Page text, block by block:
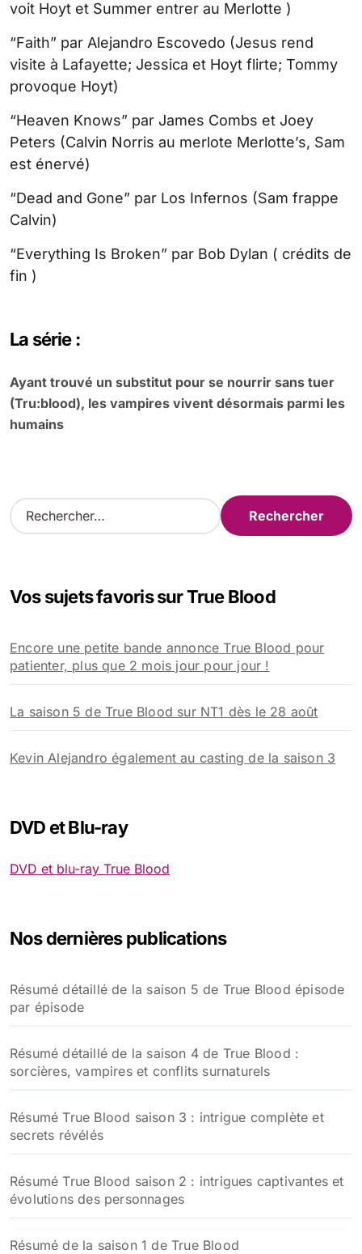
voit Hoyt et Summer entrer au Merlotte )
“Faith” par Alejandro Escovedo (Jesus rend
visite à Lafayette; Jessica et Hoyt flirte; Tommy
provoque Hoyt)
“Heaven Knows” par James Combs et Joey
Peters (Calvin Norris au merlote Merlotte’s, Sam
est énervé)
“Dead and Gone” par Los Infernos (Sam frappe
Calvin)
“Everything Is Broken” par Bob Dylan ( crédits de
fin )
La série :
Ayant trouvé un substitut pour se nourrir sans tuer
(Tru:blood), les vampires vivent désormais parmi les
humains
R
e
r
e
r
Vos sujets favoris sur True Blood
Encore une petite bande annonce True Blood pour
patienter, plus que 2 mois jour pour jour !
La saison 5 de True Blood sur NT1 dès le 28 août
Kevin Alejandro également au casting de la saison 3
DVD et Blu-ray
DVD et blu-ray True Blood
Nos dernières publications
Résumé détaillé de la saison 5 de True Blood épisode
par épisode
Résumé détaillé de la saison 4 de True Blood :
sorcières, vampires et conflits surnaturels
Résumé True Blood saison 3 : intrigue complète et
secrets révélés
Résumé True Blood saison 2 : intrigues captivantes et
évolutions des personnages
Résumé de la saison 1 de True Blood